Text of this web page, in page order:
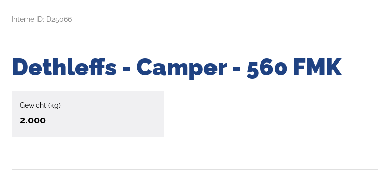
Interne ID: D25066
Dethleffs - Camper - 560 FMK
Gewicht (kg)
2.000